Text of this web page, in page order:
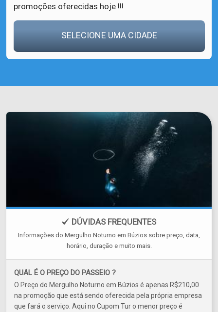
promoções oferecidas hoje !!!
SELECIONE UMA CIDADE
DÚVIDAS FREQUENTES
Informações do Mergulho Noturno em Búzios sobre preço, data,
horário, duração e muito mais.
QUAL É O PREÇO DO PASSEIO ?
O Preço do Mergulho Noturno em Búzios é apenas R$210,00
na promoção que está sendo oferecida pela própria empresa
que fará o serviço. Aqui no Cupom Tur o menor preço é